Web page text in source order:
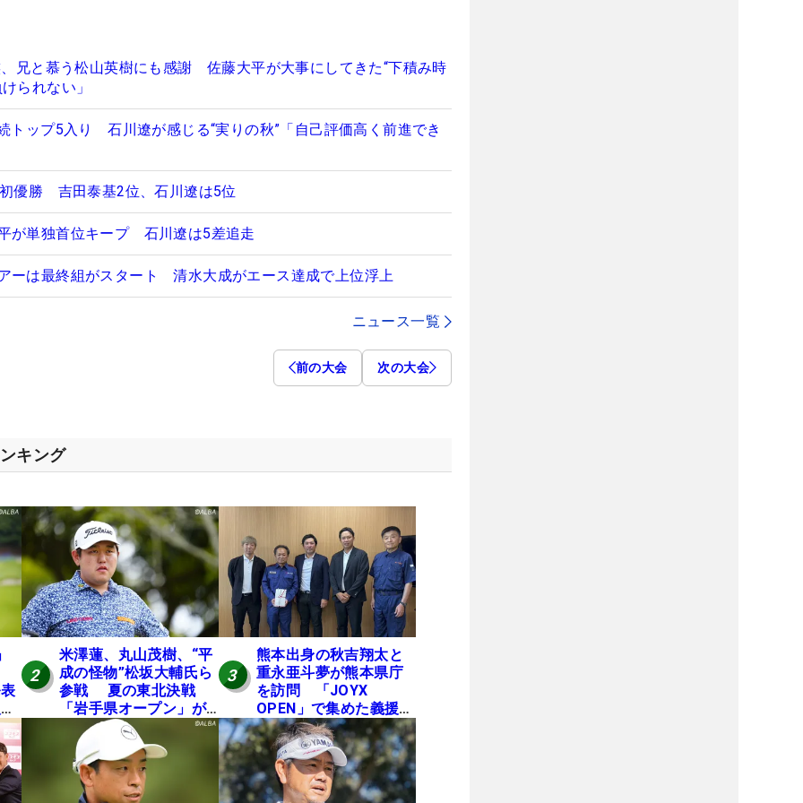
兄と慕う松山英樹にも感謝 佐藤大平が大事にしてきた“下積み時
られない」
トップ5入り 石川遼が感じる“実りの秋”「自己評価高く前進でき
優勝 吉田泰基2位、石川遼は5位
が単独首位キープ 石川遼は5差追走
ーは最終組がスタート 清水大成がエース達成で上位浮上
ニュース一覧
前の大会 次の大会
キング
2
米澤蓮、丸山茂樹、“平
成の怪物”松坂大輔氏ら
参戦 夏の東北決戦
「岩手県オープン」が8
日開幕
3
熊本出身の秋吉翔太と
重永亜斗夢が熊本県庁
を訪問 「JOYX
OPEN」で集めた義援金
を贈呈